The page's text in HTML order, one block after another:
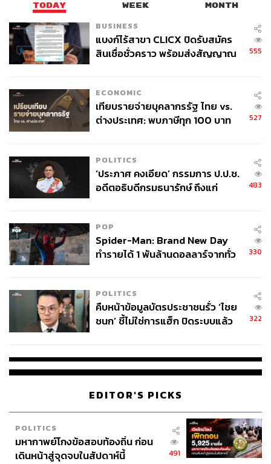
TODAY WEEK MONTH
BUSINESS
แบงก์ไร้สาขา CLICX ปิดรับสมัคร
สินเชื่อชั่วคราว พร้อมส่งสัญญาณ
555
ECONOMIC
เทียบรายจ่ายบุคลากรรัฐ ไทย vs.
ต่างประเทศ: พบภาษีทุก 100 บาท
527
POLITICS
‘ประภาศ คงเอียด’ กรรมการ ป.ป.ช.
อดีตอธิบดีกรมธนารักษ์ ถึงแก่
483
POP
Spider-Man: Brand New Day
ทำรายได้ 1 พันล้านดอลลาร์จากทั่ว
330
POLITICS
คืบหน้าข้อมูลบัตรประชาชนรั่ว ‘ไชย
ชนก’ ชี้ไม่ใช่การแฮ็ก ปิดระบบแล้ว
322
EDITOR'S PICKS
POLITICS
มหากาพย์โกงข้อสอบท้องถิ่น ก่อน
เดินหน้าสู่จุดจบในสัปดาห์นี้
491